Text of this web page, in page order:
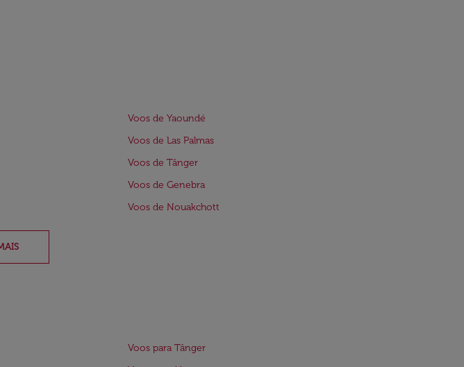
Voos de Yaoundé
Voos de Las Palmas
Voos de Tânger
Voos de Genebra
Voos de Nouakchott
Voos para Tânger